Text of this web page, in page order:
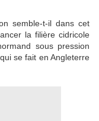
semble-t-il dans cet
la filière cidricole
sous pression
se fait en Angleterre